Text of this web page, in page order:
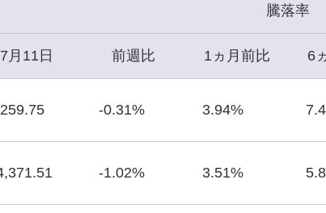
騰落率
7月11日 前週比 1ヵ月前比 6
-0.31% 3.94%
-1.02% 3.51%